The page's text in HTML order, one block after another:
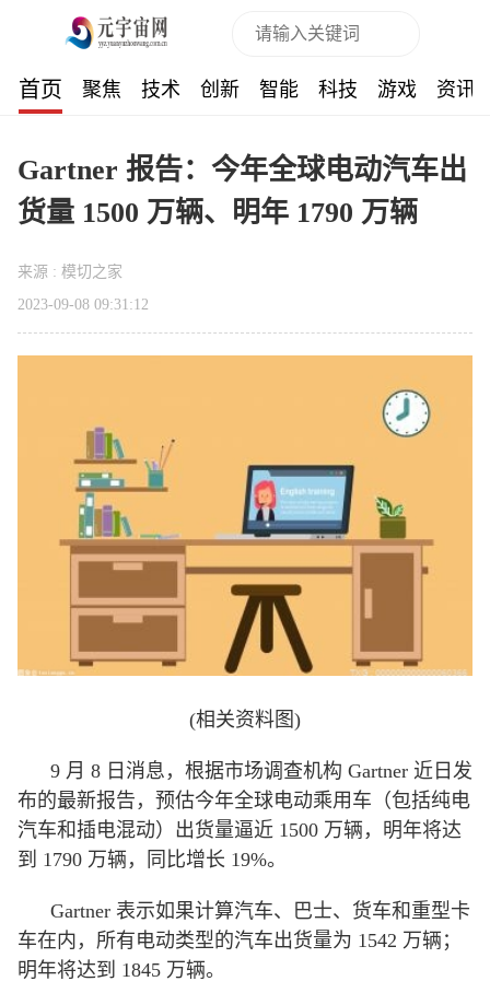
首页 聚焦 技术 创新 智能 科技 游戏 资讯
Gartner 报告：今年全球电动汽车出
货量 1500 万辆、明年 1790 万辆
来源 : 模切之家
2023-09-08 09:31:12
(相关资料图)
9 月 8 日消息，根据市场调查机构 Gartner 近日发
布的最新报告，预估今年全球电动乘用车（包括纯电
汽车和插电混动）出货量逼近 1500 万辆，明年将达
到 1790 万辆，同比增长 19%。
Gartner 表示如果计算汽车、巴士、货车和重型卡
车在内，所有电动类型的汽车出货量为 1542 万辆；
明年将达到 1845 万辆。